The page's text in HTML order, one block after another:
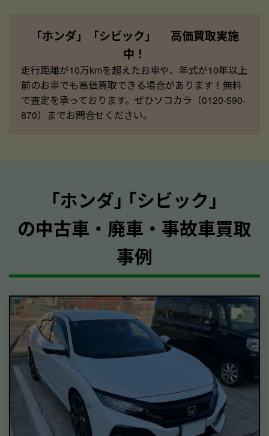
「ホンダ」「シビック」 高価買取実施
中！
走行距離が10万kmを超えたお車や、年式が10年以上
前のお車でも高価買取できる場合があります！無料
で査定を承っております。ぜひソコカラ（0120-590-
870）までお問合せください。
｢ホンダ｣ ｢シビック｣
の中古車・廃車・事故車買取
事例